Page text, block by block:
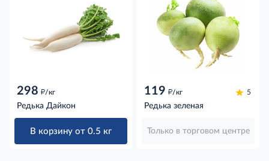
298 д/кг
Редька Дайкон
В корзину от 0.5 кг
119 д/кг 5
Редька зеленая
Только в торговом центре